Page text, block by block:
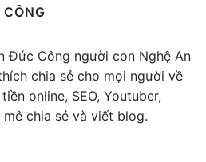
Đức Công người con Nghệ An
chia sẻ cho mọi người về
online, SEO, Youtuber,
chia sẻ và viết blog.